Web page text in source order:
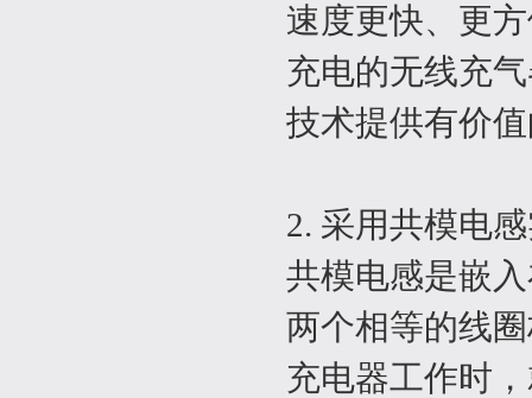
速度更快、更
充电的无线充
技术提供有价
2. 采用共模电
共模电感是嵌
两个相等的线
充电器工作时